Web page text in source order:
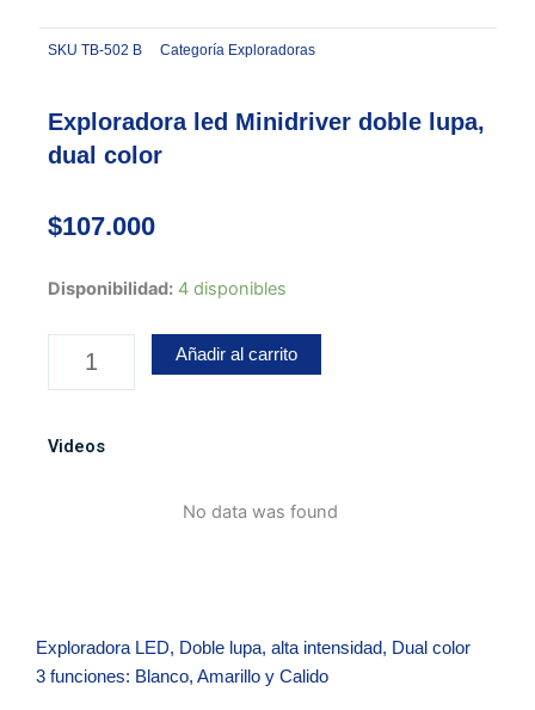
SKU TB-502 B Categoría Exploradoras
Exploradora led Minidriver doble lupa,
dual color
$107.000
Disponibilidad: 4 disponibles
Exploradora
doble
color
Añadir al carrito
Videos
No data was found
Exploradora LED, Doble lupa, alta intensidad, Dual color
3 funciones: Blanco, Amarillo y Calido